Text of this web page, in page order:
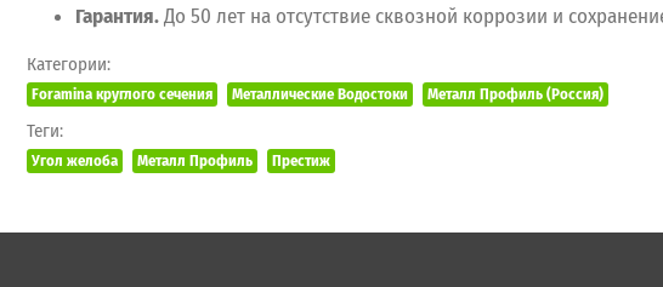
Гарантия.До 50 лет на отсутствие сквозной коррозии и
Категории:
Foramina круглого сечения Металлические Водостоки Металл Профиль (Россия)
Теги:
Угол желоба Металл Профиль Престиж